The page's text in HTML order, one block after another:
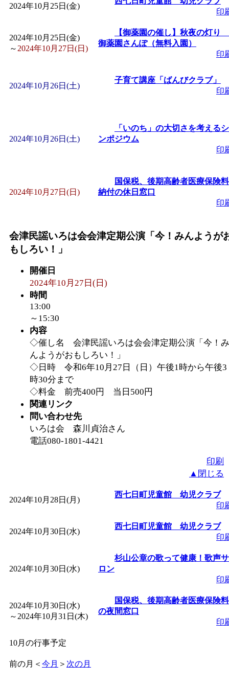
2024年10月25日(金)
印
2024年10月25日(金)
～ 2024年10月27日(日)
【御薬園の催し】秋夜の灯り
御薬園さんぽ（無料入園）
印
2024年10月26日(土)
子育て講座「ばんびクラブ」
印
2024年10月26日(土)
「いのち」の大切さを考えるシ
ンポジウム
印
2024年10月27日(日)
国保税、後期高齢者医療保険料
納付の休日窓口
印
会津民謡いろは会会津定期公演「今！みんようが
もしろい！」
開催日
2024年10月27日(日)
時間
13:00
～15:30
内容
◇催し名 会津民謡いろは会会津定期公演「今！み
んようがおもしろい！」
◇日時 令和6年10月27日（日）午後1時から午後3
時30分まで
◇料金 前売400円 当日500円
関連リンク
問い合わせ先
いろは会 森川貞治さん
電話080-1801-4421
印刷
▲閉じる
2024年10月28日(月)
西七日町児童館 幼児クラブ
印
2024年10月30日(水)
西七日町児童館 幼児クラブ
印
2024年10月30日(水)
杉山公章の歌って健康！歌声サ
ロン
印
2024年10月30日(水)
～ 2024年10月31日(木)
国保税、後期高齢者医療保険料
の夜間窓口
印
10月の行事予定
前の月 ＜ 今月 ＞ 次の月